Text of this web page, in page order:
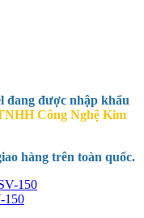
đang được nhập khẩu
Công Nghệ Kim
hàng trên toàn quốc.
150